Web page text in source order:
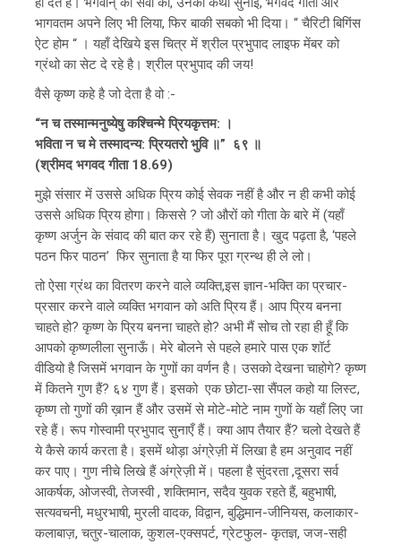
भागवतम अपने लिए भी लिया, फिर बाकी सबको भी दिया। “ चैरिटी बिगिंस
ऐट होम “ । यहाँ देखिये इस चित्र में श्रील प्रभुपाद लाइफ मेंबर को
ग्रंथो का सेट दे रहे है। श्रील प्रभुपाद की जय!
वैसे कृष्ण कहे है जो देता है वो :-
“न च तस्मान्मनुष्येषु कश्चिन्मे प्रियकृत्तम: ।
भविता न च मे तस्मादन्य: प्रियतरो भुवि ॥” ६९ ॥
(श्रीमद भगवद गीता 18.69)
मुझे संसार में उससे अधिक प्रिय कोई सेवक नहीं है और न ही कभी कोई
उससे अधिक प्रिय होगा। किससे ? जो औरों को गीता के बारे में (यहाँ
कृष्ण अर्जुन के संवाद की बात कर रहे हैं) सुनाता है। खुद पढ़ता है, ‘पहले
पठन फिर पाठन’ फिर सुनाता है या फिर पूरा ग्रन्थ ही ले लो।
तो ऐसा ग्रंथ का वितरण करने वाले व्यक्ति,इस ज्ञान-भक्ति का प्रचार-
प्रसार करने वाले व्यक्ति भगवान को अति प्रिय हैं। आप प्रिय बनना
चाहते हो? कृष्ण के प्रिय बनना चाहते हो? अभी मैं सोच तो रहा ही हूँ कि
आपको कृष्णलीला सुनाऊँ। मेरे बोलने से पहले हमारे पास एक शॉर्ट
वीडियो है जिसमें भगवान के गुणों का वर्णन है। उसको देखना चाहोगे? कृष्ण
में कितने गुण हैं? ६४ गुण हैं। इसको एक छोटा-सा सैंपल कहो या लिस्ट,
कृष्ण तो गुणों की ख़ान हैं और उसमें से मोटे-मोटे नाम गुणों के यहाँ लिए जा
रहे हैं। रूप गोस्वामी प्रभुपाद सुनाएँ हैं। क्या आप तैयार हैं? चलो देखते हैं
ये कैसे कार्य करता है। इसमें थोड़ा अंग्रेज़ी में लिखा है हम अनुवाद नहीं
कर पाए। गुण नीचे लिखे हैं अंग्रेज़ी में। पहला है सुंदरता ,दूसरा सर्व
आकर्षक, ओजस्वी, तेजस्वी , शक्तिमान, सदैव युवक रहते हैं, बहुभाषी,
सत्यवचनी, मधुरभाषी, मुरली वादक, विद्वान, बुद्धिमान-जीनियस, कलाकार-
कलाबाज़, चतुर-चालाक, कुशल-एक्सपर्ट, ग्रेटफुल- कृतज्ञ, जज-सही